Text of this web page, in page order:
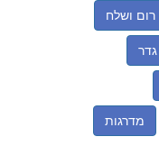
רום ושלח
גדר
מדרגות